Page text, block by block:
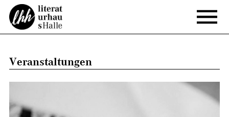
Veranstaltungen